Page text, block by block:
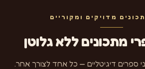
מדויקים ומקוריים
מתכונים ללא גלוטן
ספרים דיגיטליים — כל אחד לצורך אחר.